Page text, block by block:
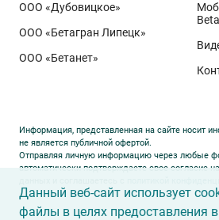
ООО «Дубовицкое»
ООО «Бетагран Липецк»
ООО «Бетанет»
Информация, представленная на сайте носит
не является публичной офертой.
Отправляя личную информацию через любые
автоматически подтверждаете свое согласие
Данный веб-сайт использует
файлы в целях предоставления